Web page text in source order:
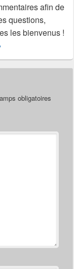
afin de
questions,
les bienvenus !
obligatoires